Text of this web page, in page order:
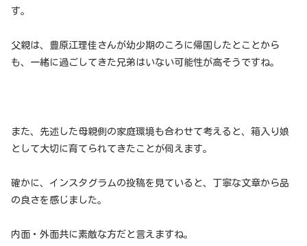
す。
父親は、豊原江理佳さんが幼少期のころに帰国したとことから
も、一緒に過ごしてきた兄弟はいない可能性が高そうですね。
また、先述した母親側の家庭環境も合わせて考えると、箱入り娘
として大切に育てられてきたことが伺えます。
確かに、インスタグラムの投稿を見ていると、丁寧な文章から品
の良さを感じました。
内面・外面共に素敵な方だと言えますね。